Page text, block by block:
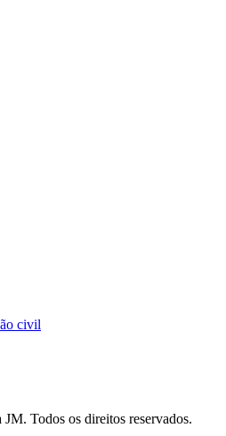
civil
Todos os direitos reservados.